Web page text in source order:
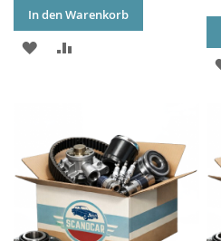
In den Warenkorb
ZUR